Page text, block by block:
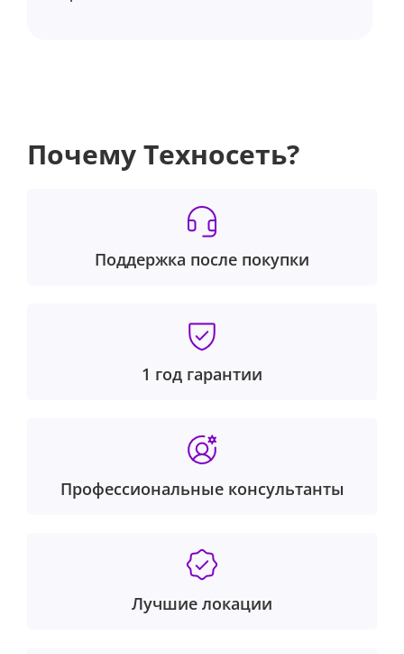
Почему Техносеть?
Поддержка после покупки
1 год гарантии
Профессиональные консультанты
Лучшие локации